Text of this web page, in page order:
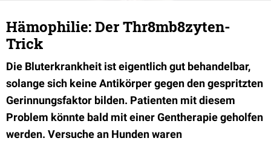
Hämophilie: Der Thr8mb8zyten-
Trick
Die Bluterkrankheit ist eigentlich gut behandelbar,
solange sich keine Antikörper gegen den gespritzten
Gerinnungsfaktor bilden. Patienten mit diesem
Problem könnte bald mit einer Gentherapie geholfen
werden. Versuche an Hunden waren